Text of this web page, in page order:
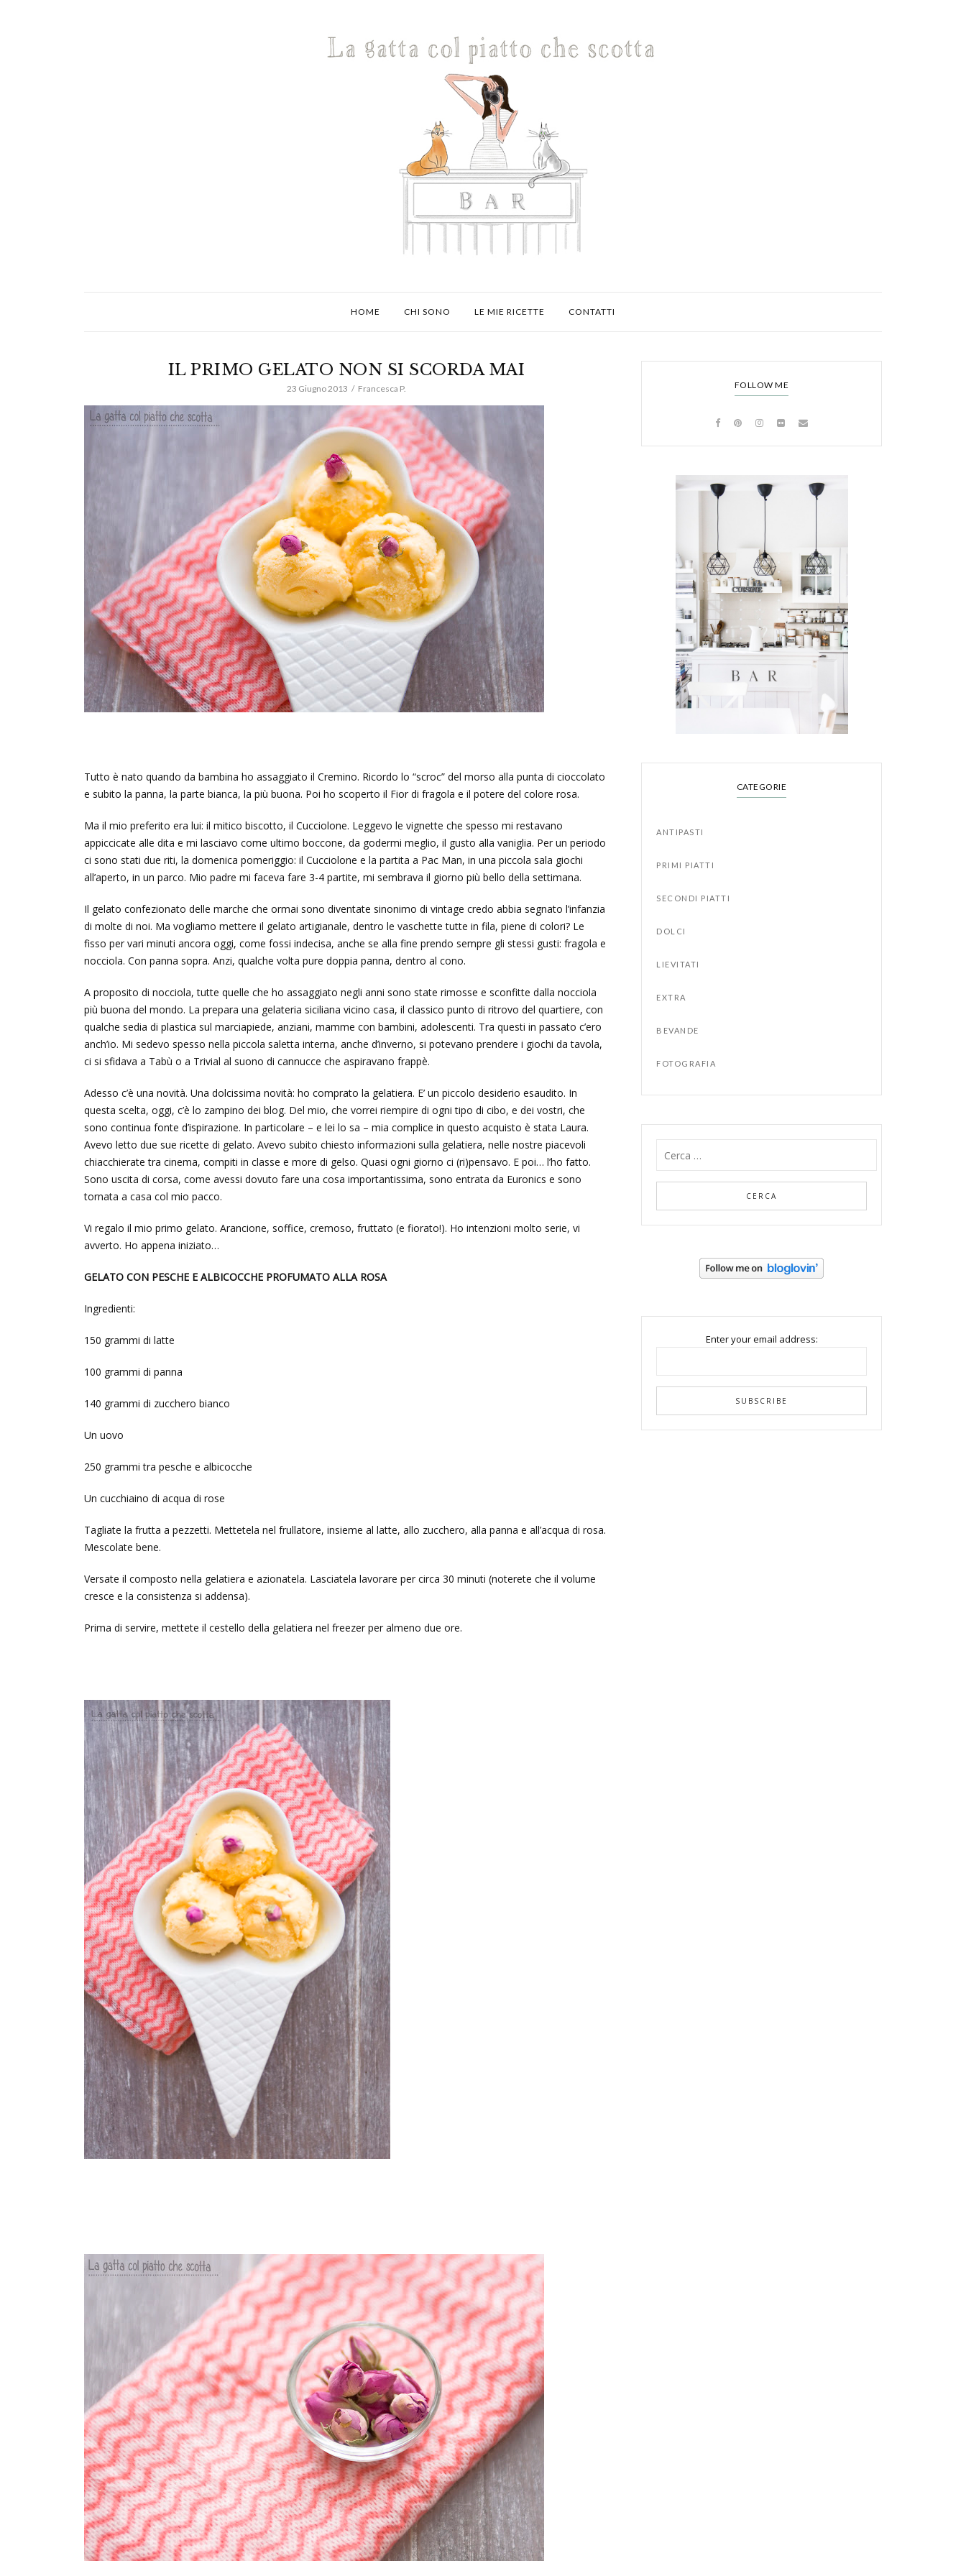
HOME CHI SONO LE MIE RICETTE CONTATTI
IL PRIMO GELATO NON SI SCORDA MAI
23 Giugno 2013 Francesca P.
Tutto è nato quando da bambina ho assaggiato il Cremino. Ricordo lo “scroc” del morso alla punta di cioccolato
e subito la panna, la parte bianca, la più buona. Poi ho scoperto il Fior di fragola e il potere del colore rosa.
Ma il mio preferito era lui: il mitico biscotto, il Cucciolone. Leggevo le vignette che spesso mi restavano
appiccicate alle dita e mi lasciavo come ultimo boccone, da godermi meglio, il gusto alla vaniglia. Per un periodo
ci sono stati due riti, la domenica pomeriggio: il Cucciolone e la partita a Pac Man, in una piccola sala giochi
all’aperto, in un parco. Mio padre mi faceva fare 3-4 partite, mi sembrava il giorno più bello della settimana.
Il gelato confezionato delle marche che ormai sono diventate sinonimo di vintage credo abbia segnato l’infanzia
di molte di noi. Ma vogliamo mettere il gelato artigianale, dentro le vaschette tutte in fila, piene di colori? Le
fisso per vari minuti ancora oggi, come fossi indecisa, anche se alla fine prendo sempre gli stessi gusti: fragola e
nocciola. Con panna sopra. Anzi, qualche volta pure doppia panna, dentro al cono.
A proposito di nocciola, tutte quelle che ho assaggiato negli anni sono state rimosse e sconfitte dalla nocciola
più buona del mondo. La prepara una gelateria siciliana vicino casa, il classico punto di ritrovo del quartiere, con
qualche sedia di plastica sul marciapiede, anziani, mamme con bambini, adolescenti. Tra questi in passato c’ero
anch’io. Mi sedevo spesso nella piccola saletta interna, anche d’inverno, si potevano prendere i giochi da tavola,
ci si sfidava a Tabù o a Trivial al suono di cannucce che aspiravano frappè.
Adesso c’è una novità. Una dolcissima novità: ho comprato la gelatiera. E’ un piccolo desiderio esaudito. In
questa scelta, oggi, c’è lo zampino dei blog. Del mio, che vorrei riempire di ogni tipo di cibo, e dei vostri, che
sono continua fonte d’ispirazione. In particolare – e lei lo sa – mia complice in questo acquisto è stata Laura.
Avevo letto due sue ricette di gelato. Avevo subito chiesto informazioni sulla gelatiera, nelle nostre piacevoli
chiacchierate tra cinema, compiti in classe e more di gelso. Quasi ogni giorno ci (ri)pensavo. E poi… l’ho fatto.
Sono uscita di corsa, come avessi dovuto fare una cosa importantissima, sono entrata da Euronics e sono
tornata a casa col mio pacco.
Vi regalo il mio primo gelato. Arancione, soffice, cremoso, fruttato (e fiorato!). Ho intenzioni molto serie, vi
avverto. Ho appena iniziato…
GELATO CON PESCHE E ALBICOCCHE PROFUMATO ALLA ROSA
Ingredienti:
150 grammi di latte
100 grammi di panna
140 grammi di zucchero bianco
Un uovo
250 grammi tra pesche e albicocche
Un cucchiaino di acqua di rose
Tagliate la frutta a pezzetti. Mettetela nel frullatore, insieme al latte, allo zucchero, alla panna e all’acqua di rosa.
Mescolate bene.
Versate il composto nella gelatiera e azionatela. Lasciatela lavorare per circa 30 minuti (noterete che il volume
cresce e la consistenza si addensa).
Prima di servire, mettete il cestello della gelatiera nel freezer per almeno due ore.
FOLLOW ME
CATEGORIE
ANTIPASTI
PRIMI PIATTI
SECONDI PIATTI
DOLCI
LIEVITATI
EXTRA
BEVANDE
FOTOGRAFIA
Enter your email address: